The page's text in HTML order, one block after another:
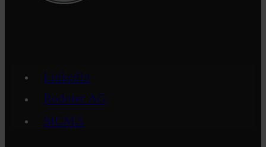
LinkedIn
Rodotec AG
SIGMA